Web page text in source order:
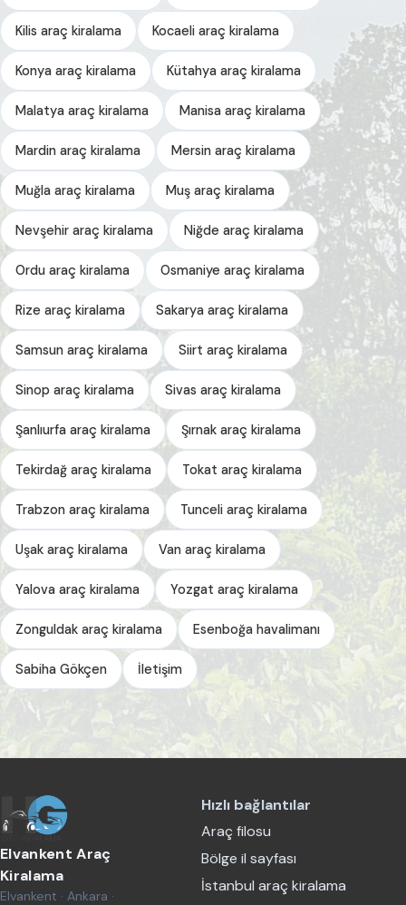
Kilis araç kiralama Kocaeli araç kiralama
Konya araç kiralama Kütahya araç kiralama
Malatya araç kiralama Manisa araç kiralama
Mardin araç kiralama Mersin araç kiralama
Muğla araç kiralama Muş araç kiralama
Nevşehir araç kiralama Niğde araç kiralama
Ordu araç kiralama Osmaniye araç kiralama
Rize araç kiralama Sakarya araç kiralama
Samsun araç kiralama Siirt araç kiralama
Sinop araç kiralama Sivas araç kiralama
Şanlıurfa araç kiralama Şırnak araç kiralama
Tekirdağ araç kiralama Tokat araç kiralama
Trabzon araç kiralama Tunceli araç kiralama
Uşak araç kiralama Van araç kiralama
Yalova araç kiralama Yozgat araç kiralama
Zonguldak araç kiralama Esenboğa havalimanı
Sabiha Gökçen İletişim
Elvankent Araç
Kiralama
Elvankent · Ankara ·
Hızlı bağlantılar
Araç filosu
Bölge il sayfası
İstanbul araç kiralama